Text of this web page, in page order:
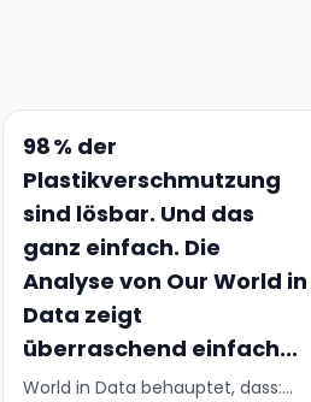
98 % der
Plastikverschmutzung
sind lösbar. Und das
ganz einfach. Die
Analyse von Our World in
Data zeigt
überraschend einfach...
World in Data behauptet, dass:...